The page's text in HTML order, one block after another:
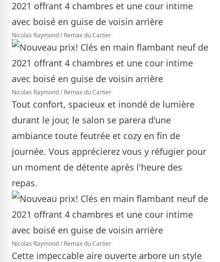
Nicolas Raymond / Remax du Cartier
Nicolas Raymond / Remax du Cartier
Tout confort, spacieux et inondé de lumière
durant le jour, le salon se parera d'une
ambiance toute feutrée et cozy en fin de
journée. Vous apprécierez vous y réfugier pour
un moment de détente après l'heure des
repas.
Nicolas Raymond / Remax du Cartier
Cette impeccable aire ouverte arbore un style